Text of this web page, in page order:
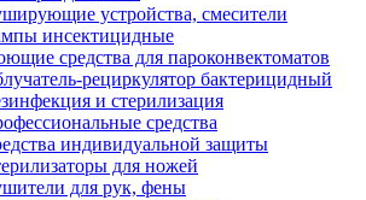
устройства, смесители
инсектицидные
средства для пароконвектоматов
рециркулятор бактерицидный
и стерилизация
средства
индивидуальной защиты
для ножей
для рук, фены